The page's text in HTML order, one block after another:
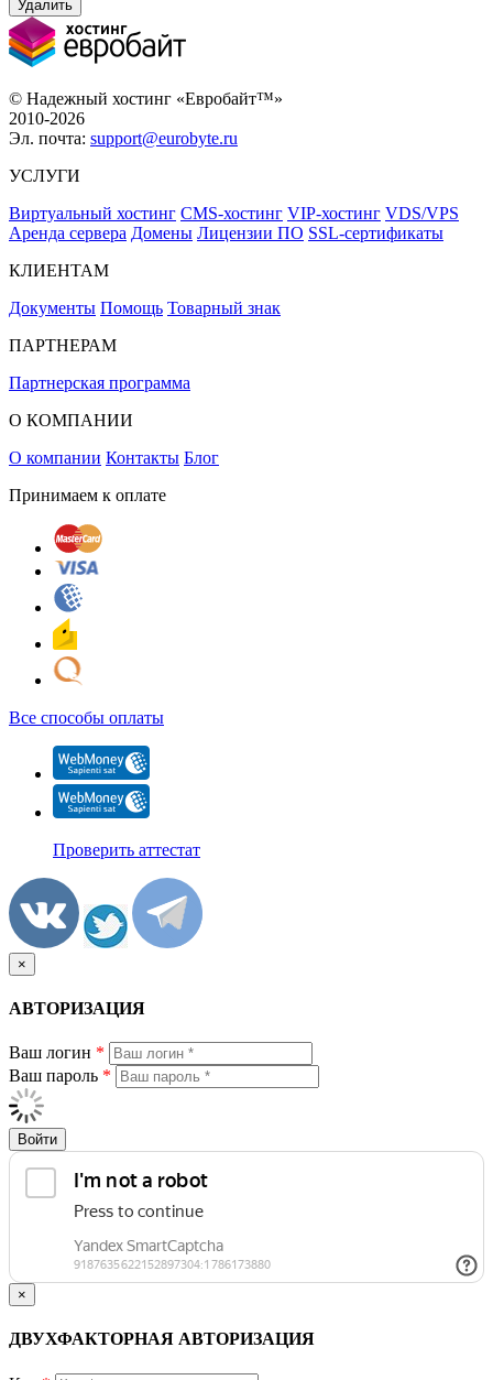
Удалить
© Надежный хостинг «Евробайт™»
2010-2026
Эл. почта: support@eurobyte.ru
УСЛУГИ
Виртуальный хостинг CMS-хостинг VIP-хостинг VDS/VPS
Аренда сервера Домены Лицензии ПО SSL-сертификаты
КЛИЕНТАМ
Документы Помощь Товарный знак
ПАРТНЕРАМ
Партнерская программа
О КОМПАНИИ
О компании Контакты Блог
Принимаем к оплате
Все способы оплаты
Проверить аттестат
×
АВТОРИЗАЦИЯ
Ваш логин *
Ваш пароль *
Войти
×
ДВУХФАКТОРНАЯ АВТОРИЗАЦИЯ